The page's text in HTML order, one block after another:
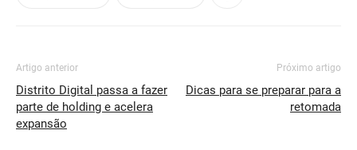
Artigo anterior
Distrito Digital passa a fazer
parte de holding e acelera
expansão
Próximo artigo
Dicas para se preparar para a
retomada